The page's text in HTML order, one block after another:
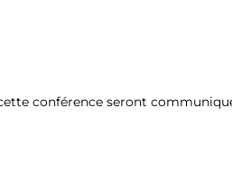
conférence seront